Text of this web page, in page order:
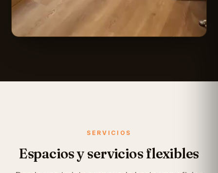
SERVICIOS
Espacios y servicios flexibles